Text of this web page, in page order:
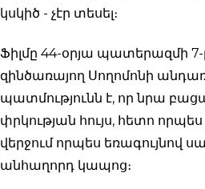
կսկիծ - չէր տեսել։
Ֆիլմը 44-օրյա պատերազմի
զինծառայող Սողոմոնի
պատմությունն է, որ նրա
փրկության հույս, հետո
վերջում որպես եռագույնով
անհաղորդ կապոց։